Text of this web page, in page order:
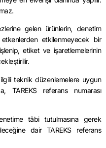
gelen ürünlerin, denetim
etkilenmeyecek bir
etiket ve işaretlemelerinin
teknik düzenlemelere uygun
TAREKS referans numarası
tâbi tutulmasına gerek
dair TAREKS referans